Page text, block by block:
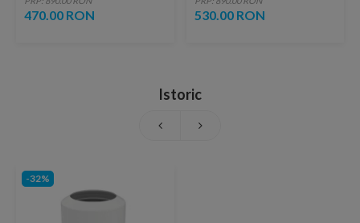
ventil inclus
470.00 RON
copper
530.00 RON
Istoric
-32%